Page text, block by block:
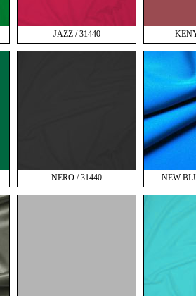
JAZZ / 31440
NERO / 31440 NEW